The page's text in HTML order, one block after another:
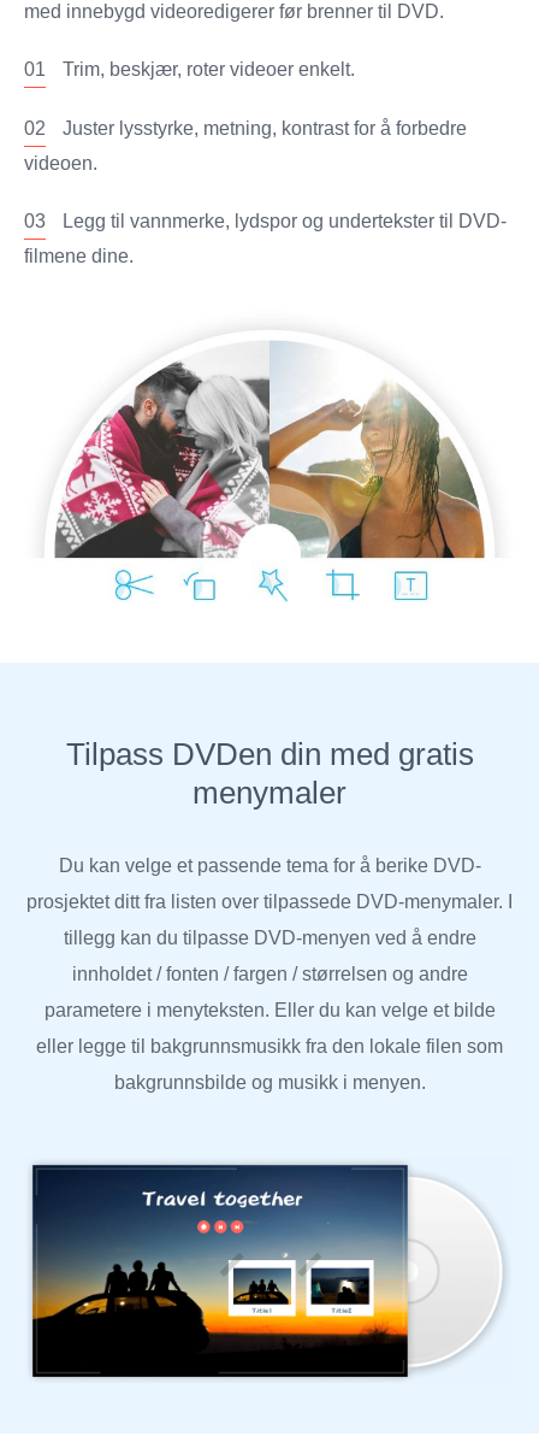
med innebygd videoredigerer før brenner til DVD.
01 Trim, beskjær, roter videoer enkelt.
02
Juster lysstyrke, metning, kontrast for å forbedre
videoen.
03
Legg til vannmerke, lydspor og undertekster til DVD-
filmene dine.
Tilpass DVDen din med gratis
menymaler
Du kan velge et passende tema for å berike DVD-
prosjektet ditt fra listen over tilpassede DVD-menymaler. I
tillegg kan du tilpasse DVD-menyen ved å endre
innholdet / fonten / fargen / størrelsen og andre
parametere i menyteksten. Eller du kan velge et bilde
eller legge til bakgrunnsmusikk fra den lokale filen som
bakgrunnsbilde og musikk i menyen.